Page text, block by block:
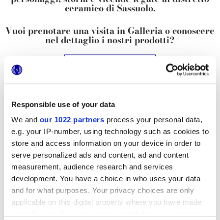
Responsible use of your data
We and our 1022 partners process your personal data,
e.g. your IP-number, using technology such as cookies to
store and access information on your device in order to
serve personalized ads and content, ad and content
measurement, audience research and services
development. You have a choice in who uses your data
and for what purposes. Your privacy choices are only
applicable on this digital property where you have made
ceramico di Sassuolo.
Vuoi prenotare una visita in Galleria o conoscere
nel dettaglio i nostri prodotti?
Aggiungi
Condividiquesto articolo
Iscrivitialla Newsletter
Vuoi rimanere sempre aggiornato
sulle novità Marca Corona?
iscriviti alla nostra Newsletter